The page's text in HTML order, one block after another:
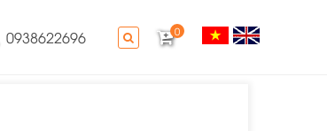
0938622696 0